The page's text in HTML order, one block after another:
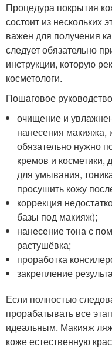
Процедура покрытия
состоит из нескольких
важен для получения
следует обязательно
инструкции, которую
косметологи.
Пошаговое
очищение и
нанесения макияжа,
обязательно нужно
кремов и косметики,
для умывания,
просушить кожу
коррекция
базы под макияж);
нанесение тона с
растушёвка;
проработка
закрепление
Если полностью
прорабатывать все
идеальным. Макияж
коже естественную